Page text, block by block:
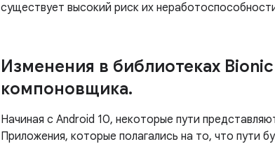
существует высокий риск их
Изменения в библиотеках
компоновщика.
Начиная с Android 10, некоторые пути
Приложения, которые полагались на то, что пути